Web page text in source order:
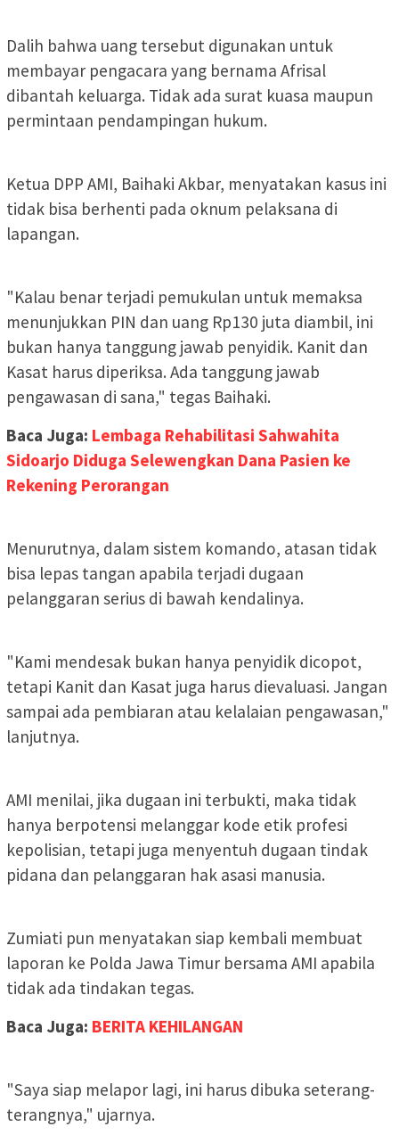
Dalih bahwa uang tersebut digunakan untuk
membayar pengacara yang bernama Afrisal
dibantah keluarga. Tidak ada surat kuasa maupun
permintaan pendampingan hukum.
Ketua DPP AMI, Baihaki Akbar, menyatakan kasus ini
tidak bisa berhenti pada oknum pelaksana di
lapangan.
"Kalau benar terjadi pemukulan untuk memaksa
menunjukkan PIN dan uang Rp130 juta diambil, ini
bukan hanya tanggung jawab penyidik. Kanit dan
Kasat harus diperiksa. Ada tanggung jawab
pengawasan di sana," tegas Baihaki.
Baca Juga: Lembaga Rehabilitasi Sahwahita
Sidoarjo Diduga Selewengkan Dana Pasien ke
Rekening Perorangan
Menurutnya, dalam sistem komando, atasan tidak
bisa lepas tangan apabila terjadi dugaan
pelanggaran serius di bawah kendalinya.
"Kami mendesak bukan hanya penyidik dicopot,
tetapi Kanit dan Kasat juga harus dievaluasi. Jangan
sampai ada pembiaran atau kelalaian pengawasan,"
lanjutnya.
AMI menilai, jika dugaan ini terbukti, maka tidak
hanya berpotensi melanggar kode etik profesi
kepolisian, tetapi juga menyentuh dugaan tindak
pidana dan pelanggaran hak asasi manusia.
Zumiati pun menyatakan siap kembali membuat
laporan ke Polda Jawa Timur bersama AMI apabila
tidak ada tindakan tegas.
Baca Juga: BERITA KEHILANGAN
"Saya siap melapor lagi, ini harus dibuka seterang-
terangnya," ujarnya.